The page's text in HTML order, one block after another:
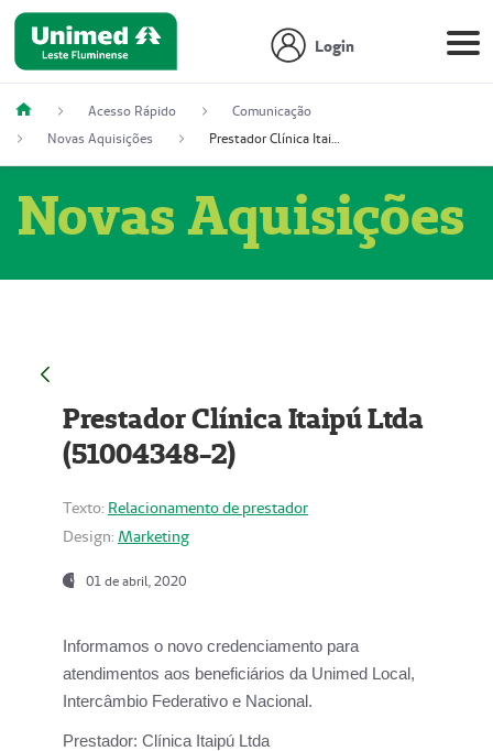
Login
Acesso Rápido
Comunicação
Novas Aquisições
Prestador Clínica Itaipú Ltda (51004348-2)
Novas Aquisições
Prestador Clínica Itaipú Ltda
(51004348-2)
Texto: Relacionamento de prestador
Design: Marketing
01 de abril, 2020
Informamos o novo credenciamento para
atendimentos aos beneficiários da Unimed Local,
Intercâmbio Federativo e Nacional.
Prestador: Clínica Itaipú Ltda